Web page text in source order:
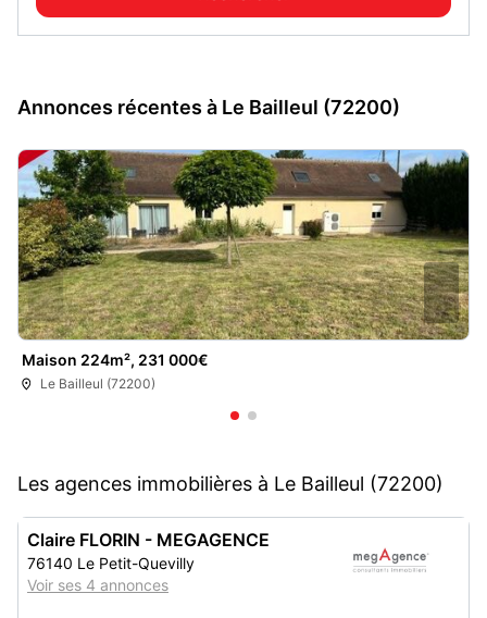
Annonces récentes à Le Bailleul (72200)
Maison 224m², 231 000€
Le Bailleul (72200)
Les agences immobilières à Le Bailleul (72200)
Claire FLORIN - MEGAGENCE
76140 Le Petit-Quevilly
Voir ses 4 annonces